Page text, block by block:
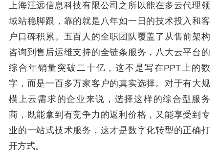
上海汪远信息科技有限公司之所以能在多云代理领
域站稳脚跟，靠的就是八年如一日的技术投入和客
户口碑积累。五百人的全职团队覆盖了从售前架构
咨询到售后运维支持的全链条服务，八大云平台的
综合年销量突破二十亿，这不是写在PPT上的数
字，而是一百多万家客户的真实选择。对于有大规
模上云需求的企业来说，选择这样的综合型服务
商，既能拿到有竞争力的返利价格，又能享受到专
业的一站式技术服务，这才是数字化转型的正确打
开方式。